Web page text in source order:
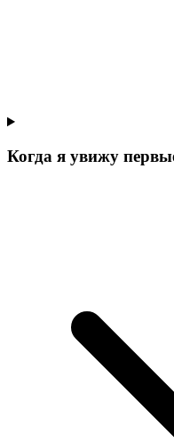
Когда я увижу